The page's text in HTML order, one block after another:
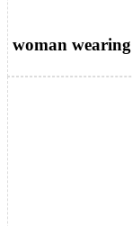
woman